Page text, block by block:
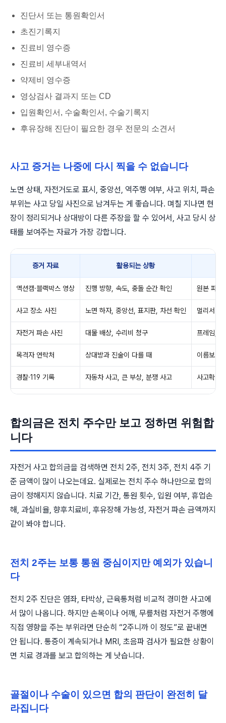
진단서 또는 통원확인서
초진기록지
진료비 영수증
진료비 세부내역서
약제비 영수증
영상검사 결과지 또는 CD
입원확인서, 수술확인서, 수술기록지
후유장해 진단이 필요한 경우 전문의 소견서
사고 증거는 나중에 다시 찍을 수 없습니다
노면 상태, 자전거도로 표시, 중앙선, 역주행 여부, 사고 위치, 파손
부위는 사고 당일 사진으로 남겨두는 게 좋습니다. 며칠 지나면 현
장이 정리되거나 상대방이 다른 주장을 할 수 있어서, 사고 당시 상
태를 보여주는 자료가 가장 강합니다.
증거 자료 활용되는 상황
액션캠·블랙박스 영상 진행 방향, 속도, 충돌 순간 확인 원본 파일
사고 장소 사진 노면 하자, 중앙선, 표지판, 차선 확인 멀리서 1
자전거 파손 사진 대물 배상, 수리비 청구 프레임,
목격자 연락처 상대방과 진술이 다를 때 이름보다
경찰·119 기록 자동차 사고, 큰 부상, 분쟁 사고 사고확인
합의금은 전치 주수만 보고 정하면 위험합
니다
자전거 사고 합의금을 검색하면 전치 2주, 전치 3주, 전치 4주 기
준 금액이 많이 나오는데요. 실제로는 전치 주수 하나만으로 합의
금이 정해지지 않습니다. 치료 기간, 통원 횟수, 입원 여부, 휴업손
해, 과실비율, 향후치료비, 후유장해 가능성, 자전거 파손 금액까지
같이 봐야 합니다.
전치 2주는 보통 통원 중심이지만 예외가 있습니
다
전치 2주 진단은 염좌, 타박상, 근육통처럼 비교적 경미한 사고에
서 많이 나옵니다. 하지만 손목이나 어깨, 무릎처럼 자전거 주행에
직접 영향을 주는 부위라면 단순히 “2주니까 이 정도”로 끝내면
안 됩니다. 통증이 계속되거나 MRI, 초음파 검사가 필요한 상황이
면 치료 경과를 보고 합의하는 게 낫습니다.
골절이나 수술이 있으면 합의 판단이 완전히 달
라집니다